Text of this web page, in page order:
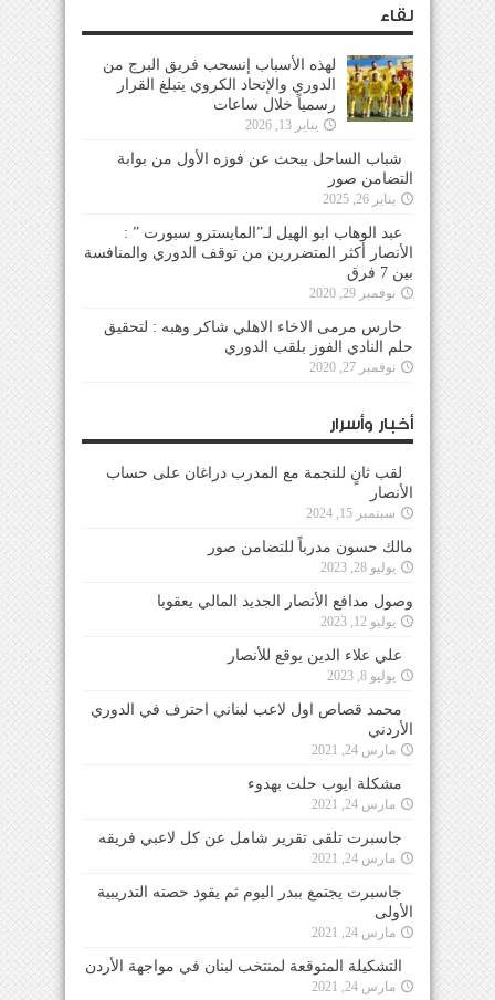
لقاء
لهذه الأسباب إنسحب فريق البرج من
الدوري والإتحاد الكروي يتبلغ القرار
رسمياً خلال ساعات
يناير 13, 2026
شباب الساحل يبحث عن فوزه الأول من بوابة
التضامن صور
يناير 26, 2025
عبد الوهاب ابو الهيل لـ”المايسترو سبورت ” :
الأنصار أكثر المتضررين من توقف الدوري والمنافسة
بين 7 فرق
نوفمبر 29, 2020
حارس مرمى الاخاء الاهلي شاكر وهبه : لتحقيق
حلم النادي الفوز بلقب الدوري
نوفمبر 27, 2020
أخبار وأسرار
لقب ثانٍ للنجمة مع المدرب دراغان على حساب
الأنصار
سبتمبر 15, 2024
مالك حسون مدرباً للتضامن صور
يوليو 28, 2023
وصول مدافع الأنصار الجديد المالي يعقوبا
يوليو 12, 2023
علي علاء الدين يوقع للأنصار
يوليو 8, 2023
محمد قصاص اول لاعب لبناني احترف في الدوري
الأردني
مارس 24, 2021
مشكلة ايوب حلت بهدوء
مارس 24, 2021
جاسبرت تلقى تقرير شامل عن كل لاعبي فريقه
مارس 24, 2021
جاسبرت يجتمع ببدر اليوم ثم يقود حصته التدريبية
الأولى
مارس 24, 2021
التشكيلة المتوقعة لمنتخب لبنان في مواجهة الأردن
مارس 24, 2021